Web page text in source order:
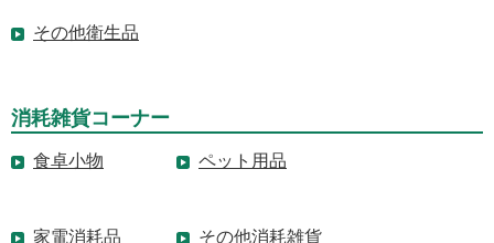
その他衛生品
消耗雑貨コーナー
食卓小物 ペット用品
家電消耗品 その他消耗雑貨